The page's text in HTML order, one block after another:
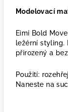
Modelovací
Eimi Bold
ležérní styling.
přirozený a
Použití:
Naneste na